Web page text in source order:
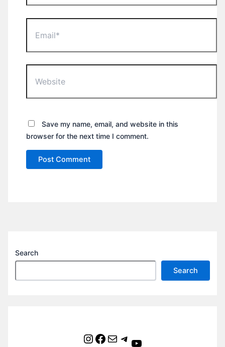
Save my name, email, and website in this
browser for the next time I comment.
Search
Search
Instagram Facebook Mail Telegram YouTube